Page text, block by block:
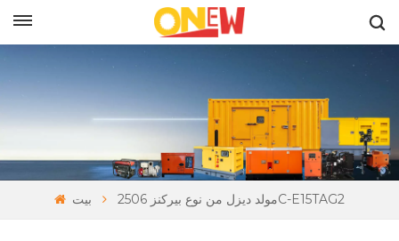
بيت مولد ديزل من نوع بيركنز 2506C-E15TAG2